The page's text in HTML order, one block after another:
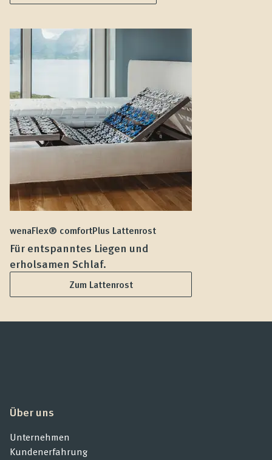
wenaFlex® comfortPlus Lattenrost
Für entspanntes Liegen und
erholsamen Schlaf.
Zum Lattenrost
Über uns
Unternehmen
Kundenerfahrung